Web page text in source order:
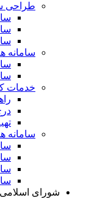
طراحی
سامانه
خدمات
سامانه
شورای اسلامی